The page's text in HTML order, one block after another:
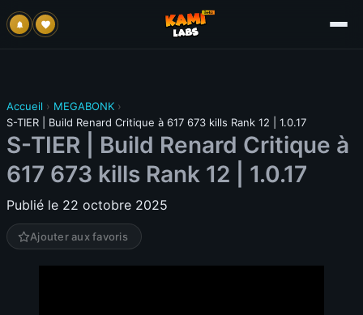
Accueil › MEGABONK ›
S-TIER | Build Renard Critique à 617 673 kills Rank 12 | 1.0.17
S-TIER | Build Renard Critique à
617 673 kills Rank 12 | 1.0.17
Publié le 22 octobre 2025
Ajouter aux favoris